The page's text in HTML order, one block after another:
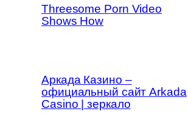
Threesome Porn Video
Shows How
Аркада Казино –
официальный сайт Arkada
Casino | зеркало